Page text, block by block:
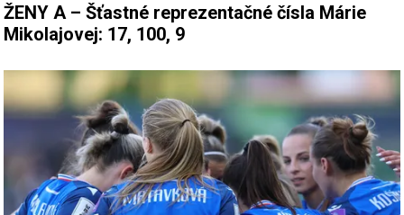
ŽENY A – Šťastné reprezentačné čísla Márie
Mikolajovej: 17, 100, 9